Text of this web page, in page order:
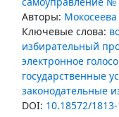
Авторы:
Ключевые слова:
избирательный
электронное
государственные
законодательные
DOI: 10.18572/